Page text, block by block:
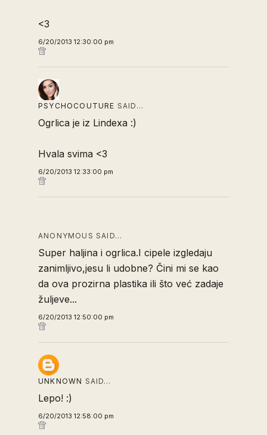
<3
6/20/2013 12:30:00 pm
PSYCHOCOUTURE SAID…
Ogrlica je iz Lindexa :)
Hvala svima <3
6/20/2013 12:33:00 pm
ANONYMOUS SAID…
Super haljina i ogrlica.I cipele izgledaju
zanimljivo,jesu li udobne? Čini mi se kao
da ova prozirna plastika ili što već zadaje
žuljeve...
6/20/2013 12:50:00 pm
UNKNOWN SAID…
Lepo! :)
6/20/2013 12:58:00 pm